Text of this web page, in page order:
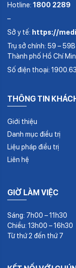
Hotline: 1800 2289
–
Sở y tế: https://
Trụ sở chính: 59 –
Thành phố Hồ Chí
Số điện thoại:
THÔNG TIN
Giới thiệu
Danh mục điều trị
Liệu pháp điều trị
Liên hệ
GIỜ LÀM VIỆC
Sáng: 7h00 – 11h30
Chiều: 13h00 – 16h30
Từ thứ 2 đến thứ 7